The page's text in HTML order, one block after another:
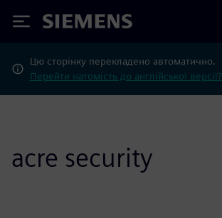
Siemens
Цю сторінку перекладено автоматично.
Перейти натомість до англійської версії?
acre security